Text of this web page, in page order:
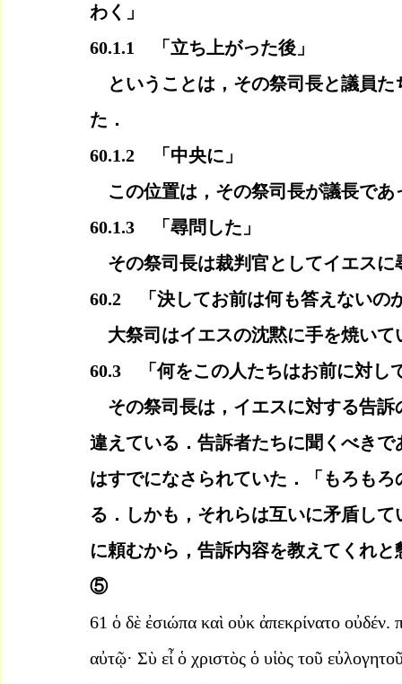
わく」
60.1.1　「立ち上がった後」
ということは，その祭司長と議員た
た．
60.1.2　「中央に」
この位置は，その祭司長が議長であ
60.1.3　「尋問した」
その祭司長は裁判官としてイエスに
60.2　「決してお前は何も答えないの
大祭司はイエスの沈黙に手を焼いて
60.3　「何をこの人たちはお前に対し
その祭司長は，イエスに対する告訴
違えている．告訴者たちに聞くべき
はすでになさられていた．「もろも
る．しかも，それらは互いに矛盾し
に頼むから，告訴内容を教えてくれ
⑤
61 ὁ δὲ ἐσιώπα καὶ οὐκ ἀπεκρίνατο οὐδέν.
αὐτῷ· Σὺ εἶ ὁ χριστὸς ὁ υἱὸς τοῦ